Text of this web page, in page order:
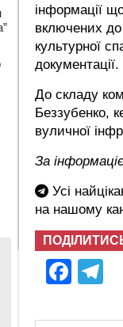
інформації
включених до
культурної
документації.
До складу
Беззубенко,
вуличної
За
Усі
на нашому